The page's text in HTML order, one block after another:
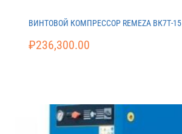
ВИНТОВОЙ КОМПРЕССОР REMEZA ВК7Т-15
₽236,300.00